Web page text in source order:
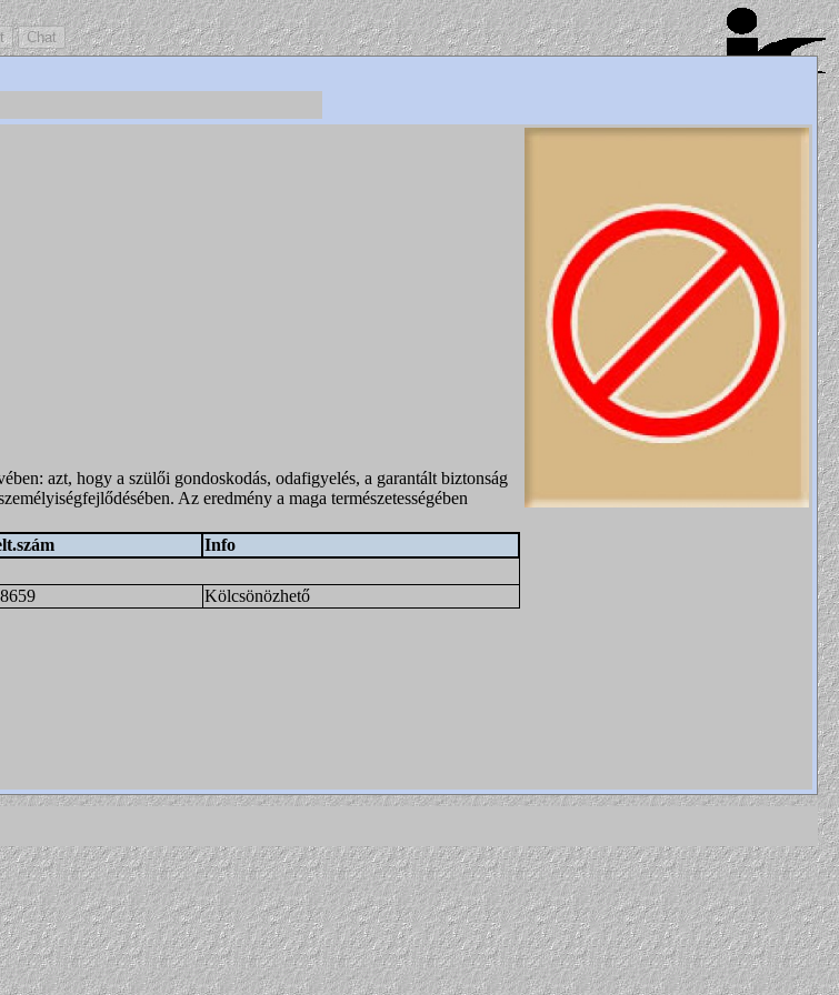
azt, hogy a szülői gondoskodás, odafigyelés, a garantált biztonság
Az eredmény a maga természetességében
Info
Kölcsönözhető